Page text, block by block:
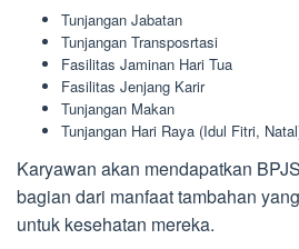
Tunjangan Jabatan
Tunjangan Transposrtasi
Fasilitas Jaminan Hari Tua
Fasilitas Jenjang Karir
Tunjangan Makan
Tunjangan Hari Raya (Idul Fitri,
Karyawan akan mendapatkan
bagian dari manfaat tambahan
untuk kesehatan mereka.